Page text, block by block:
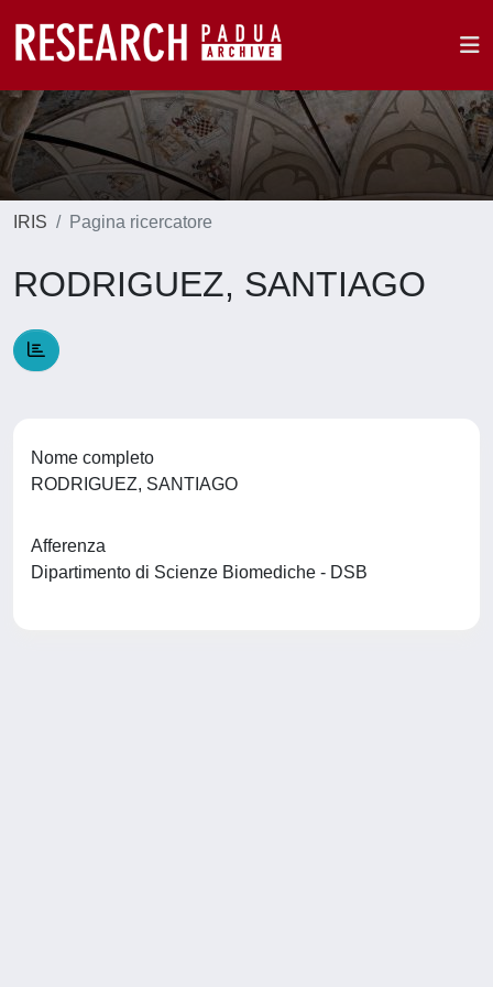
IRIS Pagina ricercatore
RODRIGUEZ, SANTIAGO
Nome completo
RODRIGUEZ, SANTIAGO
Afferenza
Dipartimento di Scienze Biomediche - DSB